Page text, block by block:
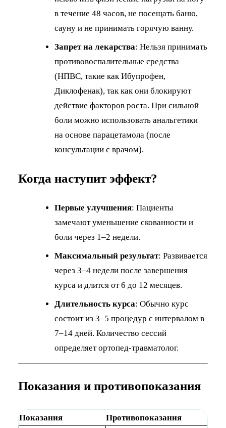
в течение 48 часов, не посещать баню,
сауну и не принимать горячую ванну.
Запрет на лекарства: Нельзя принимать
противовоспалительные средства
(НПВС, такие как Ибупрофен,
Диклофенак), так как они блокируют
действие факторов роста. При сильной
боли можно использовать анальгетики
на основе парацетамола (после
консультации с врачом).
Когда наступит эффект?
Первые улучшения: Пациенты
замечают уменьшение скованности и
боли через 1–2 недели.
Максимальный результат: Развивается
через 3–4 недели после завершения
курса и длится от 6 до 12 месяцев.
Длительность курса: Обычно курс
состоит из 3–5 процедур с интервалом в
7–14 дней. Количество сессий
определяет ортопед-травматолог.
Показания и противопоказания
Показания
Противопоказания